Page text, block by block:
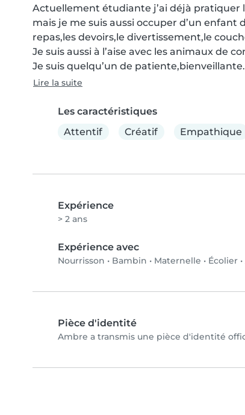
Actuellement étudiante j’ai déjà pratiquer
mais je me suis aussi occuper d’un enfant
repas,les devoirs,le divertissement,le
Je suis aussi à l’aise avec les animaux de
Je suis quelqu’un de
Lire la suite
Les caractéristiques
Attentif
Créatif Empathique
Expérience
> 2 ans
Expérience avec
Nourrisson • Bambin • Maternelle • Écolier •
Pièce d'identité
Ambre a transmis une pièce d'identité